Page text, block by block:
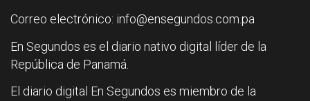
Correo electrónico: info@ensegundos.com.pa
En Segundos es el diario nativo digital líder de la
República de Panamá.
El diario digital En Segundos es miembro de la